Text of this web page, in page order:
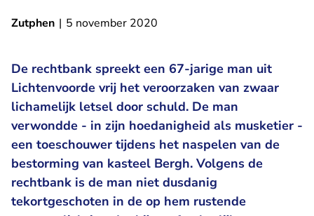
Zutphen | 5 november 2020
De rechtbank spreekt een 67-jarige man uit
Lichtenvoorde vrij het veroorzaken van zwaar
lichamelijk letsel door schuld. De man
verwondde - in zijn hoedanigheid als musketier -
een toeschouwer tijdens het naspelen van de
bestorming van kasteel Bergh. Volgens de
rechtbank is de man niet dusdanig
tekortgeschoten in de op hem rustende